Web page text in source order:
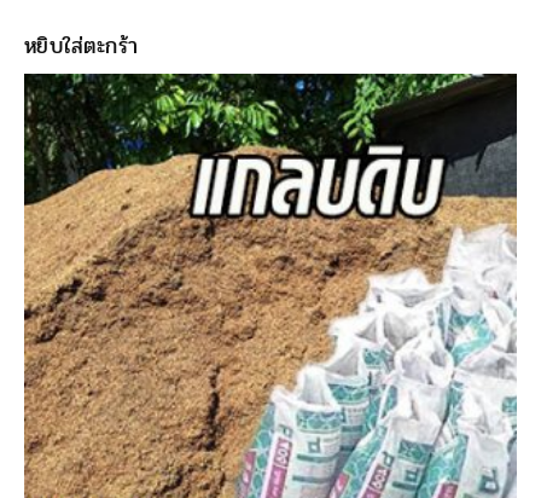
หยิบใส่ตะกร้า